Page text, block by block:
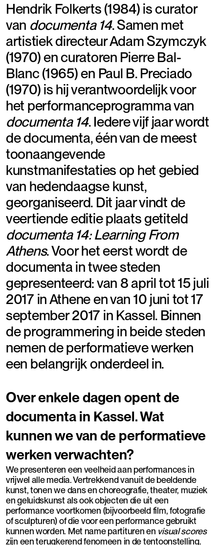
Hendrik Folkerts (1984) is curator
van documenta 14. Samen met
artistiek directeur Adam Szymczyk
(1970) en curatoren Pierre Bal-
Blanc (1965) en Paul B. Preciado
(1970) is hij verantwoordelijk voor
het performanceprogramma van
documenta 14. Iedere vijf jaar wordt
de documenta, één van de meest
toonaangevende
kunstmanifestaties op het gebied
van hedendaagse kunst,
georganiseerd. Dit jaar vindt de
veertiende editie plaats getiteld
documenta 14: Learning From
Athens. Voor het eerst wordt de
documenta in twee steden
gepresenteerd: van 8 april tot 15 juli
2017 in Athene en van 10 juni tot 17
september 2017 in Kassel. Binnen
de programmering in beide steden
nemen de performatieve werken
een belangrijk onderdeel in.
Over enkele dagen opent de
documenta in Kassel. Wat
kunnen we van de performatieve
werken verwachten?
We presenteren een veelheid aan performances in
vrijwel alle media. Vertrekkend vanuit de beeldende
kunst, tonen we dans en choreografie, theater, muziek
en geluidskunst als ook objecten die uit een
performance voortkomen (bijvoorbeeld film, fotografie
of sculpturen) of die voor een performance gebruikt
kunnen worden. Met name partituren en visual scores
zijn een terugkerend fenomeen in de tentoonstelling.